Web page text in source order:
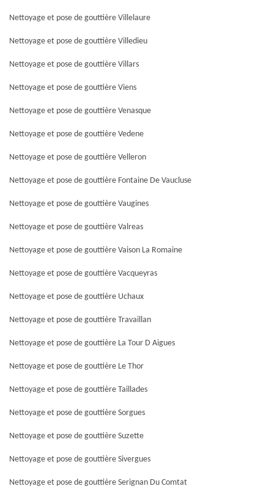
Nettoyage et pose de gouttière Villelaure
Nettoyage et pose de gouttière Villedieu
Nettoyage et pose de gouttière Villars
Nettoyage et pose de gouttière Viens
Nettoyage et pose de gouttière Venasque
Nettoyage et pose de gouttière Vedene
Nettoyage et pose de gouttière Velleron
Nettoyage et pose de gouttière Fontaine De Vaucluse
Nettoyage et pose de gouttière Vaugines
Nettoyage et pose de gouttière Valreas
Nettoyage et pose de gouttière Vaison La Romaine
Nettoyage et pose de gouttière Vacqueyras
Nettoyage et pose de gouttière Uchaux
Nettoyage et pose de gouttière Travaillan
Nettoyage et pose de gouttière La Tour D Aigues
Nettoyage et pose de gouttière Le Thor
Nettoyage et pose de gouttière Taillades
Nettoyage et pose de gouttière Sorgues
Nettoyage et pose de gouttière Suzette
Nettoyage et pose de gouttière Sivergues
Nettoyage et pose de gouttière Serignan Du Comtat